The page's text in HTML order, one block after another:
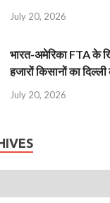
July 20, 2026
भारत-अमेरिका FTA के
हजारों किसानों का
July 20, 2026